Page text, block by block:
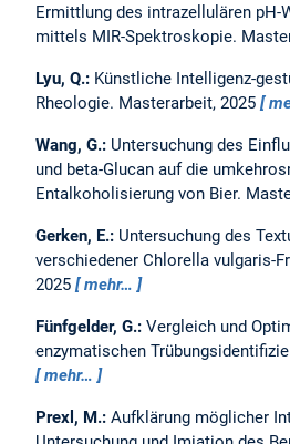
Ermittlung des intrazellulären pH-
mittels MIR-Spektroskopie.
Lyu, Q.: Künstliche Intelligenz-
Rheologie. Masterarbeit, 2025
Wang, G.: Untersuchung des
und beta-Glucan auf die
Entalkoholisierung von Bier.
Gerken, E.: Untersuchung des
verschiedener Chlorella vulgaris-
2025
mehr…
Fünfgelder, G.: Vergleich und
enzymatischen
mehr…
Prexl, M.: Aufklärung möglicher